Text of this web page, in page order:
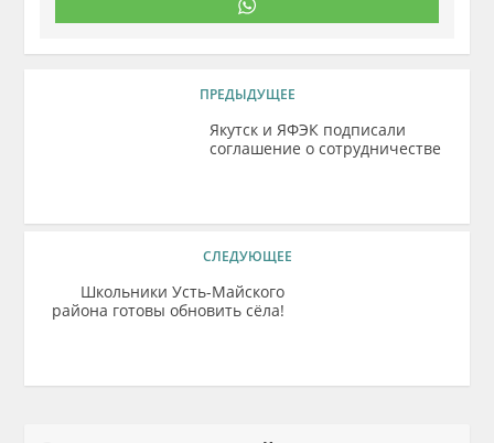
ПРЕДЫДУЩЕЕ
Якутск и ЯФЭК подписали
соглашение о сотрудничестве
СЛЕДУЮЩЕЕ
Школьники Усть-Майского
района готовы обновить сёла!